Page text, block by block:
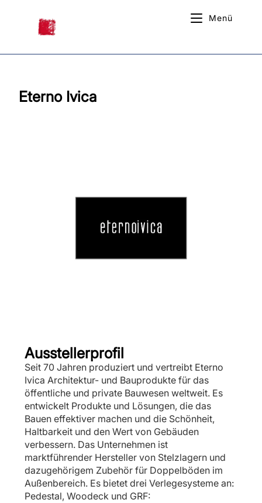
Menü
Eterno Ivica
Ausstellerprofil
Seit 70 Jahren produziert und vertreibt Eterno
Ivica Architektur- und Bauprodukte für das
öffentliche und private Bauwesen weltweit. Es
entwickelt Produkte und Lösungen, die das
Bauen effektiver machen und die Schönheit,
Haltbarkeit und den Wert von Gebäuden
verbessern. Das Unternehmen ist
marktführender Hersteller von Stelzlagern und
dazugehörigem Zubehör für Doppelböden im
Außenbereich. Es bietet drei Verlegesysteme an:
Pedestal, Woodeck und GRF: